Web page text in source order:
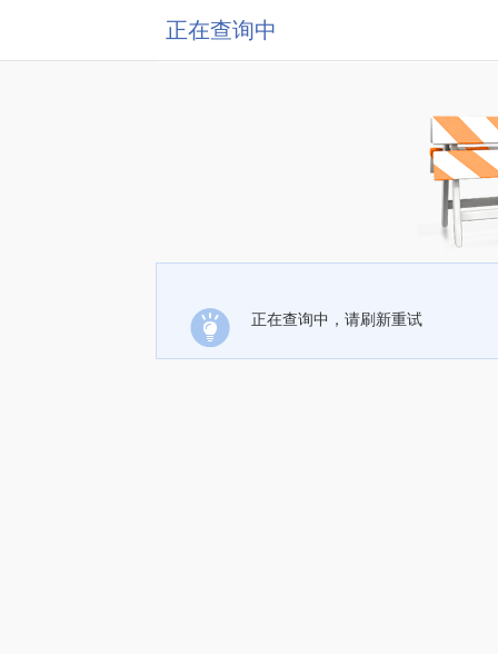
正在查询中
正在查询中，请刷新重试